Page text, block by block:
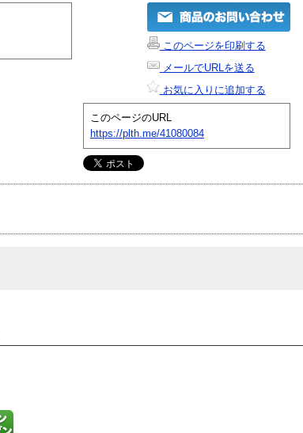
このページを印刷する
メールでURLを送る
お気に入りに追加する
このページのURL
https://plth.me/41080084